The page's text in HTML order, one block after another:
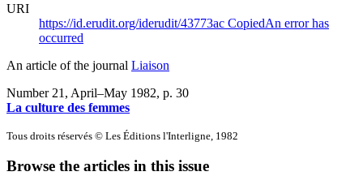
URI
https://id.erudit.org/iderudit/43773ac CopiedAn error has
occurred
An article of the journal Liaison
Number 21, April–May 1982, p. 30
La culture des femmes
Tous droits réservés © Les Éditions l'Interligne, 1982
Browse the articles in this issue